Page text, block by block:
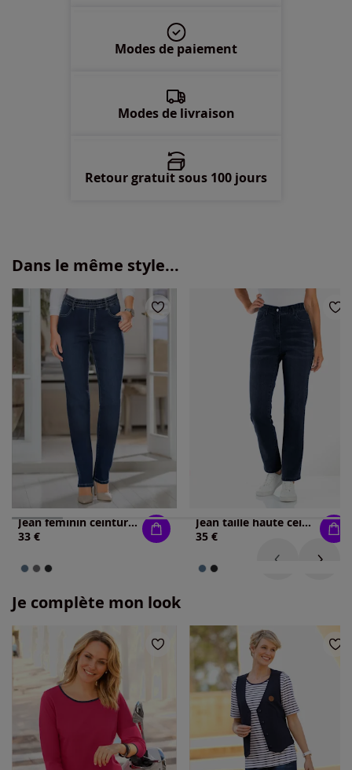
Modes de paiement
Modes de livraison
Retour gratuit sous 100 jours
Dans le même style...
Jean féminin ceinture élastique boucle ceinture
33 €
Jean taille haute ceinture élastique intérieure confortable.
35 €
Je complète mon look